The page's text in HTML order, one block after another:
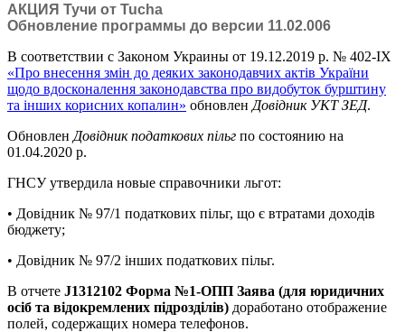
АКЦИЯ Тучи от Tucha
Обновление программы до версии 11.02.006
В соответствии с Законом Украины от 19.12.2019 р. № 402-IX
«Про внесення змін до деяких законодавчих актів України
щодо вдосконалення законодавства про видобуток бурштину
та інших корисних копалин» обновлен Довідник УКТ ЗЕД.
Обновлен Довідник податкових пільг по состоянию на
01.04.2020 р.
ГНСУ утвердила новые справочники льгот:
• Довідник № 97/1 податкових пільг, що є втратами доходів
бюджету;
• Довідник № 97/2 інших податкових пільг.
В отчете J1312102 Форма №1-ОПП Заява (для юридичних
осіб та відокремлених підрозділів) доработано отображение
полей, содержащих номера телефонов.